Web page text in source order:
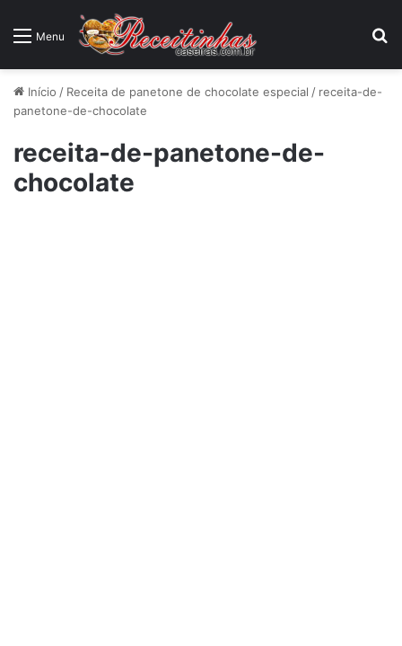
Menu
Início / Receita de panetone de chocolate especial / receita-de-
panetone-de-chocolate
receita-de-panetone-de-
chocolate